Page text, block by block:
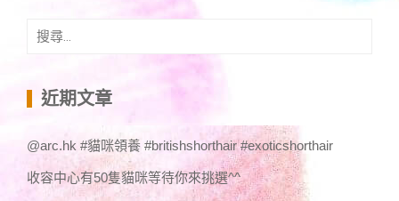
搜
鍵 近期文章
@arc.hk #貓咪領養 #britishshorthair #exoticshorthair
收容中心有50隻貓咪等待你來挑選^^